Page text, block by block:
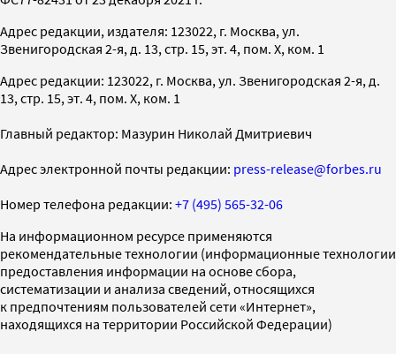
Адрес редакции, издателя: 123022, г. Москва, ул.
Звенигородская 2-я, д. 13, стр. 15, эт. 4, пом. X, ком. 1
Адрес редакции: 123022, г. Москва, ул. Звенигородская 2-я, д.
13, стр. 15, эт. 4, пом. X, ком. 1
Главный редактор: Мазурин Николай Дмитриевич
Адрес электронной почты редакции: press-release@forbes.ru
Номер телефона редакции: +7 (495) 565-32-06
На информационном ресурсе применяются
рекомендательные технологии (информационные технологии
предоставления информации на основе сбора,
систематизации и анализа сведений, относящихся
к предпочтениям пользователей сети «Интернет»,
находящихся на территории Российской Федерации)